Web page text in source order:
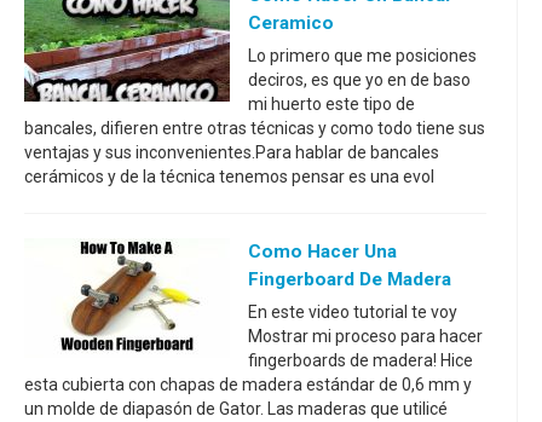
Ceramico
Lo primero que me posiciones
deciros, es que yo en de baso
mi huerto este tipo de
bancales, difieren entre otras técnicas y como todo tiene sus
ventajas y sus inconvenientes.Para hablar de bancales
cerámicos y de la técnica tenemos pensar es una evol
Como Hacer Una
Fingerboard De Madera
En este video tutorial te voy
Mostrar mi proceso para hacer
fingerboards de madera! Hice
esta cubierta con chapas de madera estándar de 0,6 mm y
un molde de diapasón de Gator. Las maderas que utilicé